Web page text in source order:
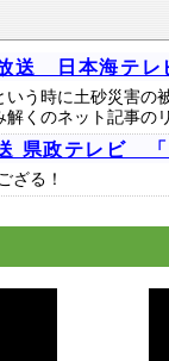
送 日本海テレ
う時に土砂災害
くのネット記事の
県政テレビ
ざる！